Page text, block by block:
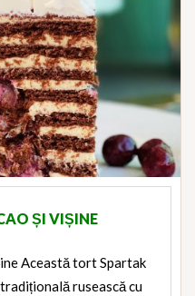
ȘI VIȘINE
Această tort Spartak
rusească cu